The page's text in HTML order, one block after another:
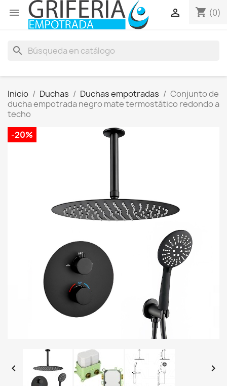
 shopping_cart (0)

search
Inicio Duchas Duchas empotradas
Conjunto de
ducha empotrada negro mate termostático redondo a
techo
-20%
 